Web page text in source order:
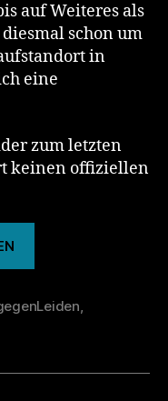
auf Weiteres als
schon um
in
eine
zum letzten
keinen offiziellen
,